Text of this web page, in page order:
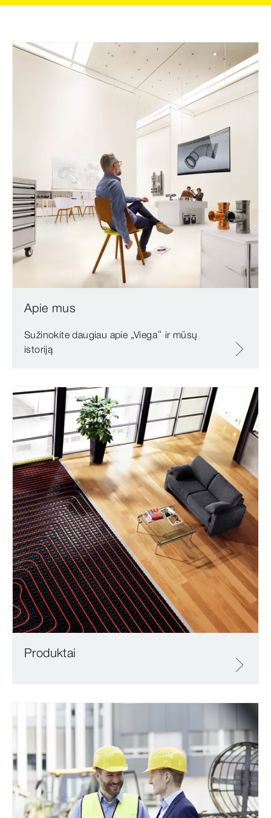
Apie mus
Sužinokite daugiau apie „Viega“ ir mūsų
istoriją
Produktai